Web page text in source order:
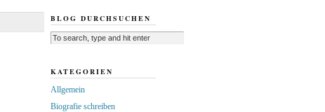
BLOG DURCHSUCHEN
KATEGORIEN
Allgemein
Biografie schreiben